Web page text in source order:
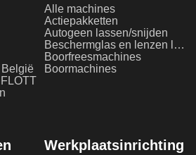
België
Alle machines
Actiepakketten
Autogeen lassen/snijden
Beschermglas en lenzen laserlassen
Boorfreesmachines
Boormachines
Werkplaatsinrichting